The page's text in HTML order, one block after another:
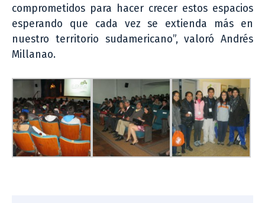
comprometidos para hacer crecer estos espacios
esperando que cada vez se extienda más en
nuestro territorio sudamericano”, valoró Andrés
Millanao.